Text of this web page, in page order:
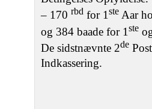
– 170 rbd for 1ste Aar
og 384 baade for 1 ste
De sidstnævnte 2de
Indkassering.